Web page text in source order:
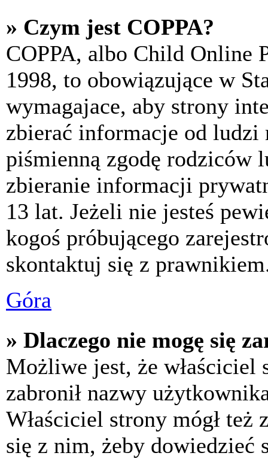
» Czym jest COPPA?
COPPA, albo Child Online
1998, to obowiązujące w
wymagajace, aby strony
zbierać informacje od
piśmienną zgodę rodziców
zbieranie informacji
13 lat. Jeżeli nie jesteś
kogoś próbującego
skontaktuj się z
Góra
» Dlaczego nie mogę się
Możliwe jest, że właściciel
zabronił nazwy
Właściciel strony mógł
się z nim, żeby dowiedzieć